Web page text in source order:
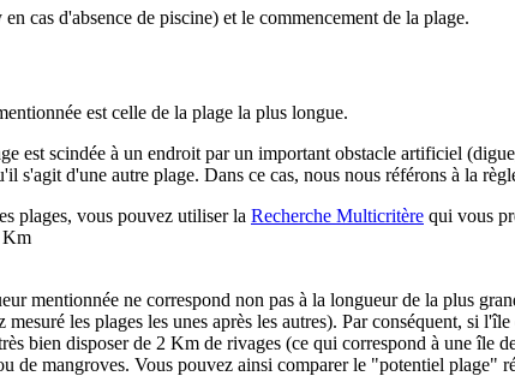
cas d'absence de piscine) et le commencement de la plage.
est celle de la plage la plus longue.
est scindée à un endroit par un important obstacle artificiel
s'agit d'une autre plage. Dans ce cas, nous nous référons à la
plages, vous pouvez utiliser la Recherche Multicritère qui vous
Km
mentionnée ne correspond non pas à la longueur de la plus
les plages les unes après les autres). Par conséquent, si
bien disposer de 2 Km de rivages (ce qui correspond à une île
de mangroves. Vous pouvez ainsi comparer le "potentiel plage"